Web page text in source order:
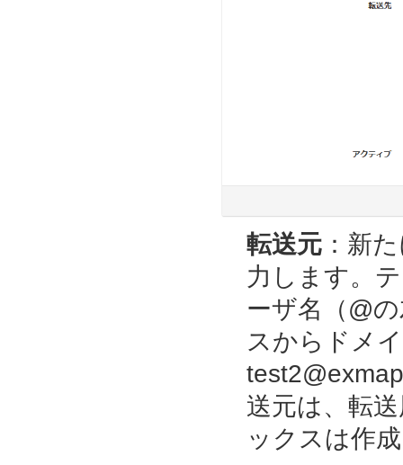
転送元：新
力します。
ーザ名（@
スからドメ
送元は、転
ックスは作